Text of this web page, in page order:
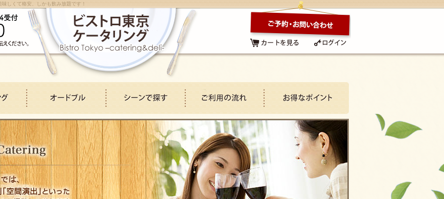
しくて格安、しかも飲み放題です！